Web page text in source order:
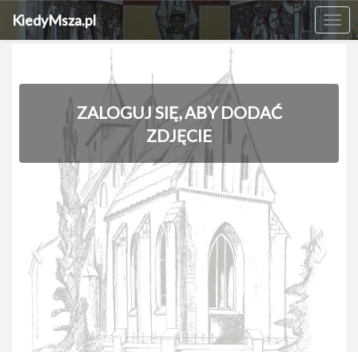
KiedyMsza.pl
ZALOGUJ SIĘ, ABY DODAĆ
ZDJĘCIE
‹ ›